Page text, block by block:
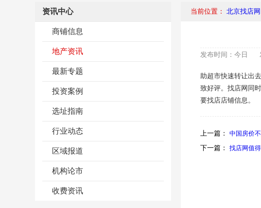
资讯中心
商铺信息
地产资讯
最新专题
投资案例
选址指南
行业动态
区域报道
机构论市
收费资讯
当前位置： 北京找店网
发布时间： 今日
助超市快速转让出
致好评。找店网同
要找店店铺信息。
上一篇： 中国房价
下一篇：
找店网值